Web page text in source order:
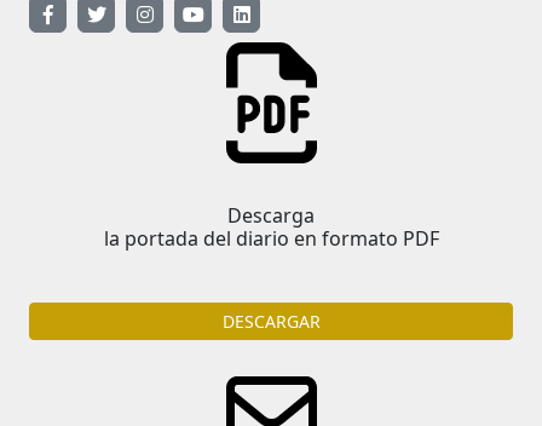
Descarga
la portada del diario en formato PDF
DESCARGAR